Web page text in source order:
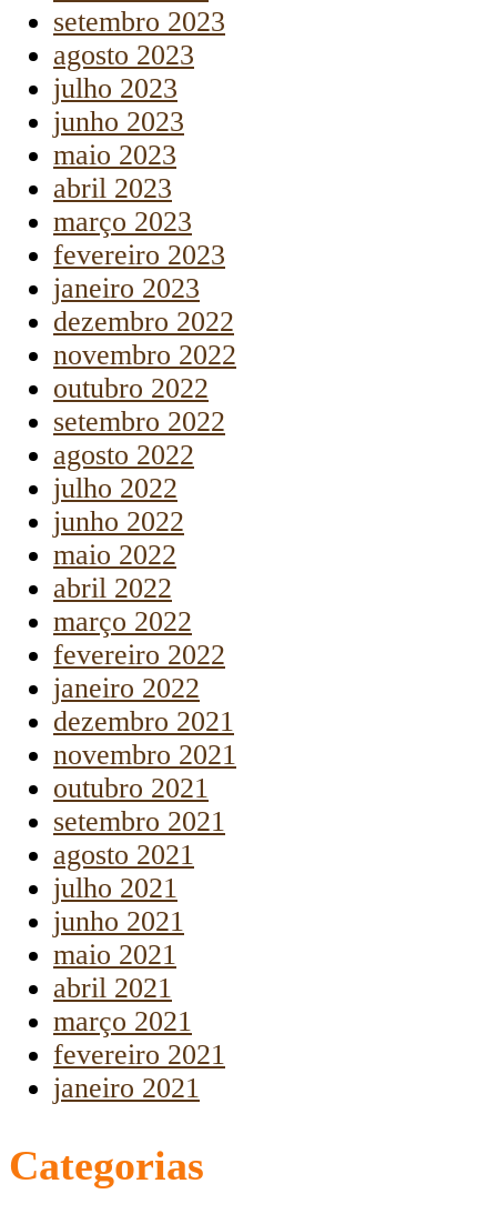
setembro 2023
agosto 2023
julho 2023
junho 2023
maio 2023
abril 2023
março 2023
fevereiro 2023
janeiro 2023
dezembro 2022
novembro 2022
outubro 2022
setembro 2022
agosto 2022
julho 2022
junho 2022
maio 2022
abril 2022
março 2022
fevereiro 2022
janeiro 2022
dezembro 2021
novembro 2021
outubro 2021
setembro 2021
agosto 2021
julho 2021
junho 2021
maio 2021
abril 2021
março 2021
fevereiro 2021
janeiro 2021
Categorias